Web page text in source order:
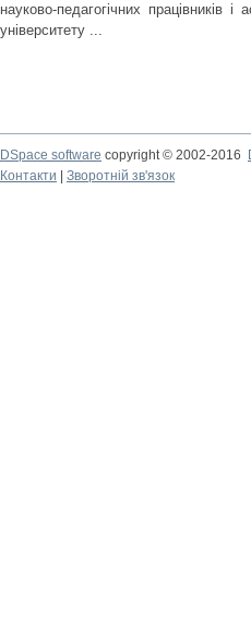
науково-педагогічних працівників і
університету ...
DSpace software copyright © 2002-2016
Контакти
Зворотній зв'язок